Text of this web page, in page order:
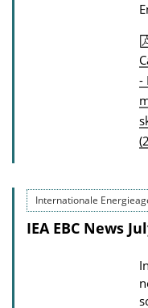
P
u
b
l
i
a
t
o
n
-
Internationale
IEA EBC News